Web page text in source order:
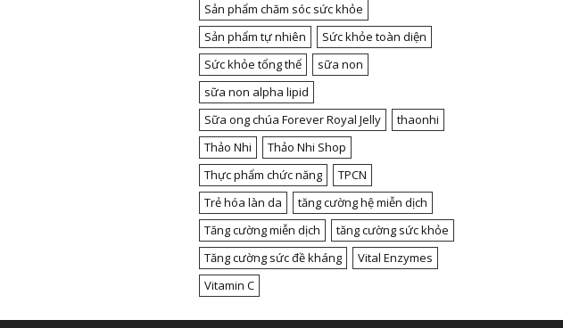
Sản phẩm chăm sóc sức khỏe
Sản phẩm tự nhiên
Sức khỏe toàn diện
Sức khỏe tổng thể
sữa non
sữa non alpha lipid
Sữa ong chúa Forever Royal Jelly
thaonhi
Thảo Nhi
Thảo Nhi Shop
Thực phẩm chức năng
TPCN
Trẻ hóa làn da
tăng cường hệ miễn dịch
Tăng cường miễn dịch
tăng cường sức khỏe
Tăng cường sức đề kháng
Vital Enzymes
Vitamin C